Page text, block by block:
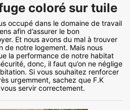
coloré sur tuile
occupé dans le domaine de travail
afin d’assurer le bon
Et nous avons du mal à trouver
de notre logement. Mais nous
la performance de notre habitat
donc, il faut qu’on ne néglige
Si vous souhaitez renforcer
urgemment, sachez que F.K
servir correctement.